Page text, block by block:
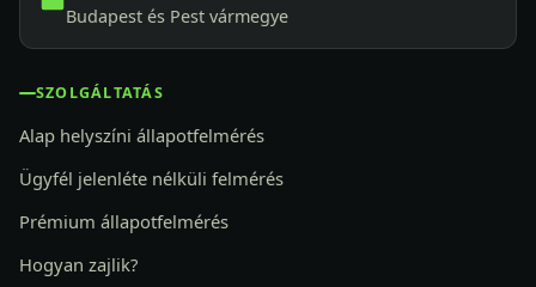
Budapest és Pest vármegye
SZOLGÁLTATÁS
Alap helyszíni állapotfelmérés
Ügyfél jelenléte nélküli felmérés
Prémium állapotfelmérés
Hogyan zajlik?